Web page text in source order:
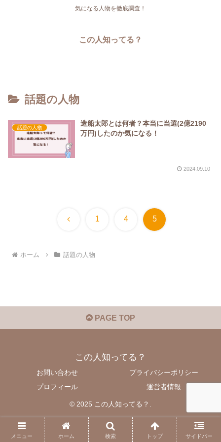
気になる人物を徹底調査！
この人知ってる？
話題の人物
話題の人物
造船太郎とは何者？本当に当選(2億2190
万円)したのか気になる！
2024.09.10
前 1 4 5
ホーム 話題の人物
PAGE TOP
この人知ってる？
お問い合わせ
プライバシーポリシー
プロフィール
運営者情報
© 2025 この人知ってる？.
メニュー ホーム 検索 トップ サイドバー